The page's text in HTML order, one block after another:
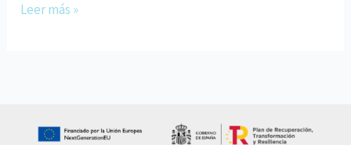
Leer más »